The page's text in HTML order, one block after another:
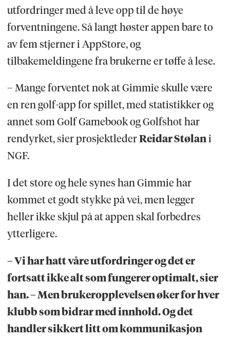
utfordringer med å leve opp til de høye
forventningene. Så langt høster appen bare to
av fem stjerner i AppStore, og
tilbakemeldingene fra brukerne er tøffe å lese.
– Mange forventet nok at Gimmie skulle være
en ren golf-app for spillet, med statistikker og
annet som Golf Gamebook og Golfshot har
rendyrket, sier prosjektlederReidar Stølani
NGF.
I det store og hele synes han Gimmie har
kommet et godt stykke på vei, men legger
heller ikke skjul på at appen skal forbedres
ytterligere.
– Vi har hatt våre utfordringer og det er
fortsatt ikke alt som fungerer optimalt, sier
han. – Men brukeropplevelsen øker for hver
klubb som bidrar med innhold. Og det
handler sikkert litt om kommunikasjon